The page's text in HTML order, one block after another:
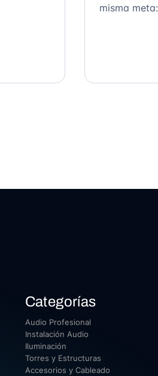
misma
Categorías
Audio Profesional
Instalación Audio
Iluminación
Torres y Estructuras
Accesorios y Cableado